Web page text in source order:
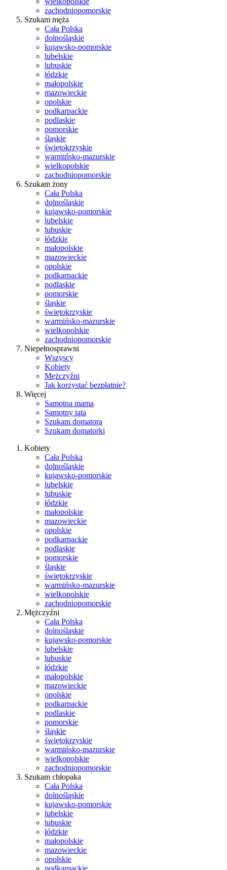
zachodniopomorskie
Szukam męża
Cała Polska
dolnośląskie
kujawsko-pomorskie
lubelskie
lubuskie
łódzkie
małopolskie
mazowieckie
opolskie
podkarpackie
podlaskie
pomorskie
śląskie
świętokrzyskie
warmińsko-mazurskie
wielkopolskie
zachodniopomorskie
Szukam żony
Cała Polska
dolnośląskie
kujawsko-pomorskie
lubelskie
lubuskie
łódzkie
małopolskie
mazowieckie
opolskie
podkarpackie
podlaskie
pomorskie
śląskie
świętokrzyskie
warmińsko-mazurskie
wielkopolskie
zachodniopomorskie
Niepełnosprawni
Wszyscy
Kobiety
Mężczyźni
Jak korzystać bezpłatnie?
Więcej
Samotna mama
Samotny tata
Szukam domatora
Szukam domatorki
Kobiety
Cała Polska
dolnośląskie
kujawsko-pomorskie
lubelskie
lubuskie
łódzkie
małopolskie
mazowieckie
opolskie
podkarpackie
podlaskie
pomorskie
śląskie
świętokrzyskie
warmińsko-mazurskie
wielkopolskie
zachodniopomorskie
Mężczyźni
Cała Polska
dolnośląskie
kujawsko-pomorskie
lubelskie
lubuskie
łódzkie
małopolskie
mazowieckie
opolskie
podkarpackie
podlaskie
pomorskie
śląskie
świętokrzyskie
warmińsko-mazurskie
wielkopolskie
zachodniopomorskie
Szukam chłopaka
Cała Polska
dolnośląskie
kujawsko-pomorskie
lubelskie
lubuskie
łódzkie
małopolskie
mazowieckie
opolskie
podkarpackie